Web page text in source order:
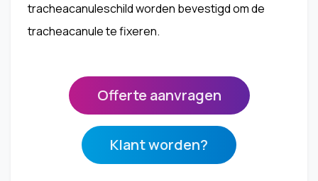
tracheacanuleschild worden bevestigd om de
tracheacanule te fixeren.
Offerte aanvragen
Klant worden?